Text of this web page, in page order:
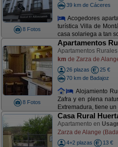
8 Fotos
39 km de Cáceres
Acogedores
turística Villa de
casa solariega a tan
8 Fotos
Apartamentos
Apartamentos
km de Zarza de
26 plazas
25 €
70 km de Badajoz
Alojamiento
Zafra y en plena
Extremadura, tiene
Casa Rural
Apartamento en
Zarza de Alange
4+2 plazas
13 €